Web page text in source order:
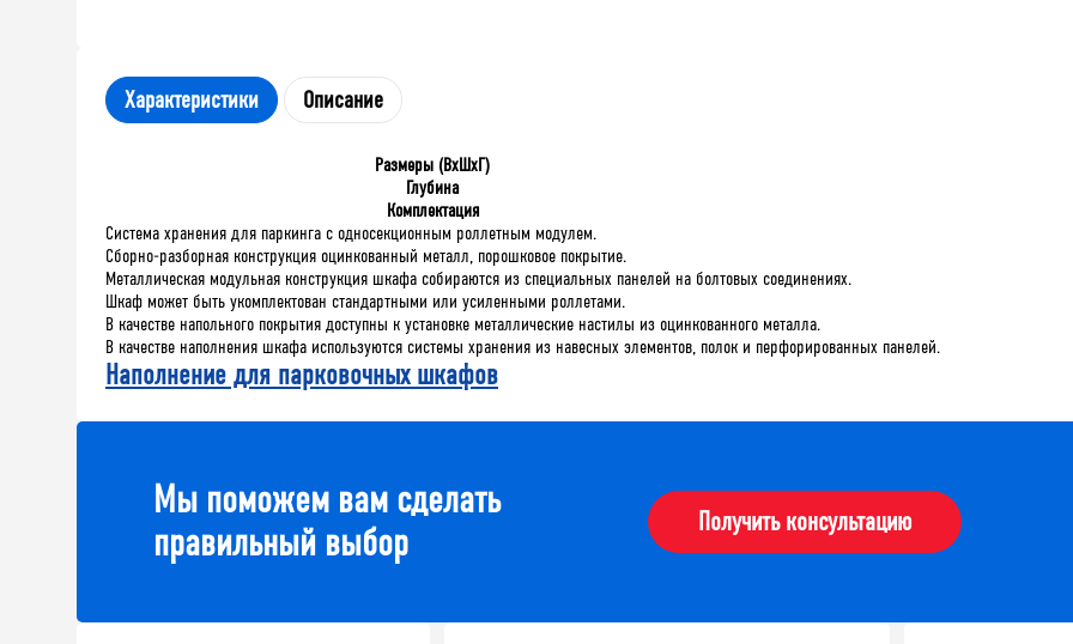
Характеристики Описание
Размеры (ВхШхГ)
Глубина
Комплектация
Система хранения для паркинга с односекционным роллетным модулем.
Сборно-разборная конструкция оцинкованный металл, порошковое покрытие.
Металлическая модульная конструкция шкафа собираются из специальных панелей на болтовых соединениях.
Шкаф может быть укомплектован стандартными или усиленными роллетами.
В качестве напольного покрытия доступны к установке металлические настилы из оцинкованного металла.
В качестве наполнения шкафа используются системы хранения из навесных элементов, полок и перфорированных панелей.
Наполнение для парковочных шкафов
Мы поможем вам сделать
правильный выбор
Получить консультацию